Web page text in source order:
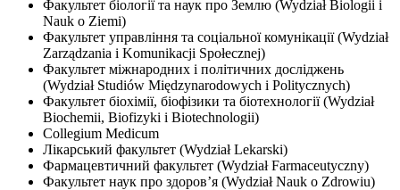
Факультет біології та наук про Землю (Wydział Biologii i
Nauk o Ziemi)
Факультет управління та соціальної комунікації (Wydział
Zarządzania i Komunikacji Społecznej)
Факультет міжнародних і політичних досліджень
(Wydział Studiów Międzynarodowych i Politycznych)
Факультет біохімії, біофізики та біотехнології (Wydział
Biochemii, Biofizyki i Biotechnologii)
Collegium Medicum
Лікарський факультет (Wydział Lekarski)
Фармацевтичний факультет (Wydział Farmaceutyczny)
Факультет наук про здоров’я (Wydział Nauk o Zdrowiu)